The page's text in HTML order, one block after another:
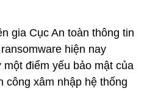
gia Cục An toàn thông tin
hiện nay
điểm yếu bảo mật của
công xâm nhập hệ thống